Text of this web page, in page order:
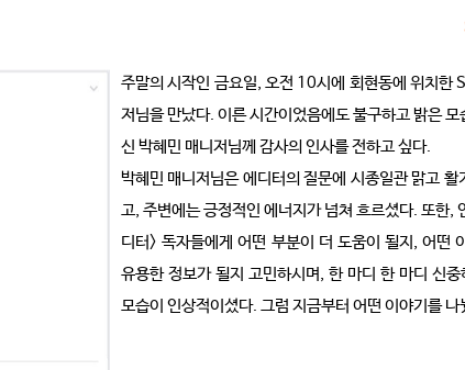
주말의 시작인 금요일, 오전 10시에 회현동에 위치한
저님을 만났다. 이른 시간이었음에도 불구하고 밝은
신 박혜민 매니저님께 감사의 인사를 전하고 싶다.
박혜민 매니저님은 에디터의 질문에 시종일관 맑고 활
고, 주변에는 긍정적인 에너지가 넘쳐 흐르셨다. 또한,
디터> 독자들에게 어떤 부분이 더 도움이 될지, 어떤
유용한 정보가 될지 고민하시며, 한 마디 한 마디 신
모습이 인상적이셨다. 그럼 지금부터 어떤 이야기를